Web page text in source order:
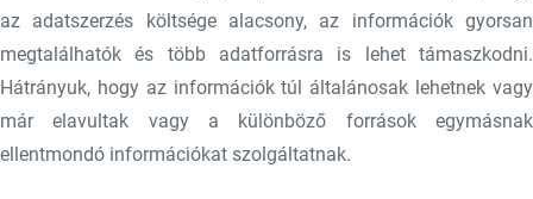
az adatszerzés költsége alacsony, az információk gyorsan
megtalálhatók és több adatforrásra is lehet támaszkodni.
Hátrányuk, hogy az információk túl általánosak lehetnek vagy
már elavultak vagy a különböző források egymásnak
ellentmondó információkat szolgáltatnak.